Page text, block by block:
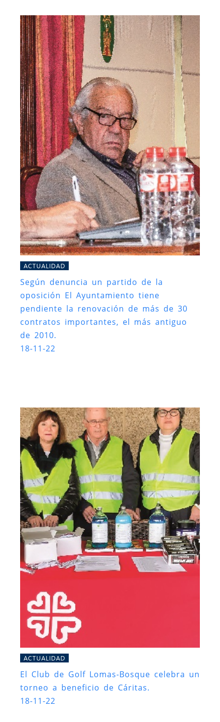
ACTUALIDAD
Según denuncia un partido de la
oposición El Ayuntamiento tiene
pendiente la renovación de más de 30
contratos importantes, el más antiguo
de 2010.
18-11-22
ACTUALIDAD
El Club de Golf Lomas-Bosque celebra un
torneo a beneficio de Cáritas.
18-11-22